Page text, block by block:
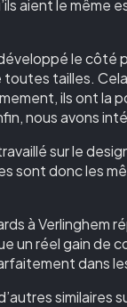
aient le même
le
tailles.
ils ont la
nous avons
sur le
sont donc les
à Verlinghem
un réel gain de
dans
similaires